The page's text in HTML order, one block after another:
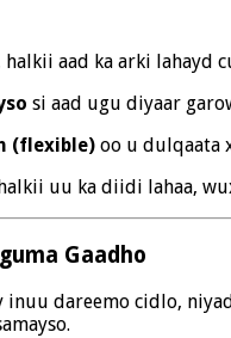
halkii aad ka arki lahayd
si aad ugu diyaar
(flexible) oo u dulqaata
uu ka diidi lahaa,
Gaadho
inuu dareemo cidlo,